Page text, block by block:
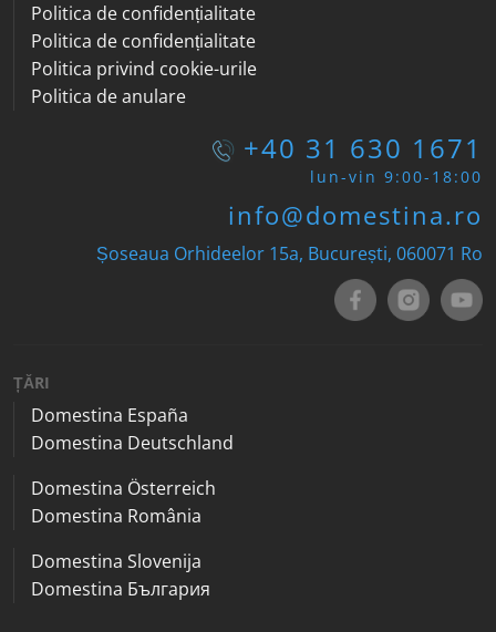
Politica de confidențialitate
Politica de confidențialitate
Politica privind cookie-urile
Politica de anulare
+40 31 630 1671
lun-vin 9:00-18:00
info@domestina.ro
Șoseaua Orhideelor 15a, București, 060071 Ro
ȚĂRI
Domestina España
Domestina Deutschland
Domestina Österreich
Domestina România
Domestina Slovenija
Domestina България